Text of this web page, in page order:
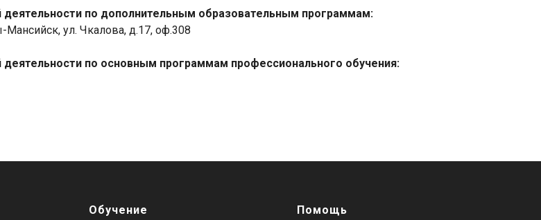
по дополнительным образовательным программам:
ул. Чкалова, д.17, оф.308
по основным программам профессионального обучения:
Обучение Помощь